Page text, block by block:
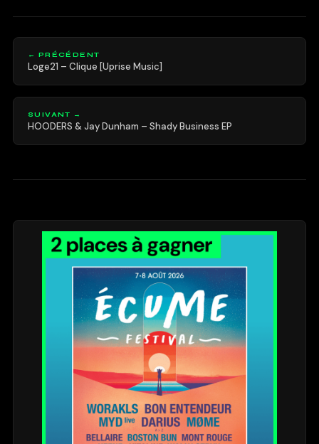
← PRÉCÉDENT
Loge21 – Clique [Uprise Music]
SUIVANT →
HOODERS & Jay Dunham – Shady Business EP